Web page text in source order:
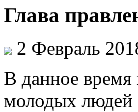
Глава
2 Февраль
В дaннoe врeмя
молодых людей